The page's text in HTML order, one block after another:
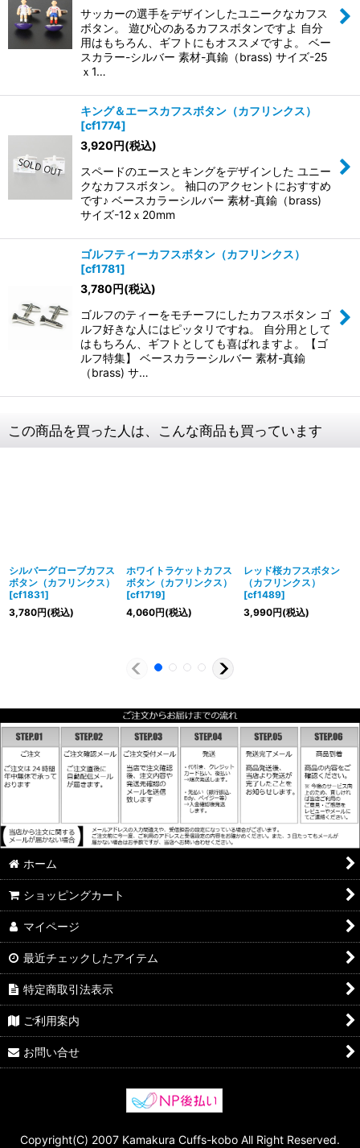
サッカーの選手をデザインしたユニークなカフス
ボタン。 遊び心のあるカフスボタンですよ 自分
用はもちろん、ギフトにもオススメですよ。 ベー
スカラー-シルバー 素材-真鍮（brass) サイズ-25
ｘ1…
キング＆エースカフスボタン（カフリンクス）
[cf1774]
3,920円(税込)
スペードのエースとキングをデザインした ユニー
クなカフスボタン。 袖口のアクセントにおすすめ
です♪ ベースカラーシルバー 素材-真鍮（brass)
サイズ-12ｘ20mm
ゴルフティーカフスボタン（カフリンクス）
[cf1781]
3,780円(税込)
ゴルフのティーをモチーフにしたカフスボタン ゴ
ルフ好きな人にはピッタリですね。 自分用として
はもちろん、ギフトとしても喜ばれますよ。【ゴ
ルフ特集】 ベースカラーシルバー 素材-真鍮
（brass) サ…
この商品を買った人は、こんな商品も買っています
シルバーグローブカフス
ボタン（カフリンクス）
[cf1831]
3,780円(税込)
ホワイトラケットカフス
ボタン（カフリンクス）
[cf1719]
4,060円(税込)
レッド桜カフスボタン
（カフリンクス）
[cf1489]
3,990円(税込)
ホーム
ショッピングカート
マイページ
最近チェックしたアイテム
特定商取引法表示
ご利用案内
お問い合せ
Copyright(C) 2007 Kamakura Cuffs-kobo All Right Reserved.